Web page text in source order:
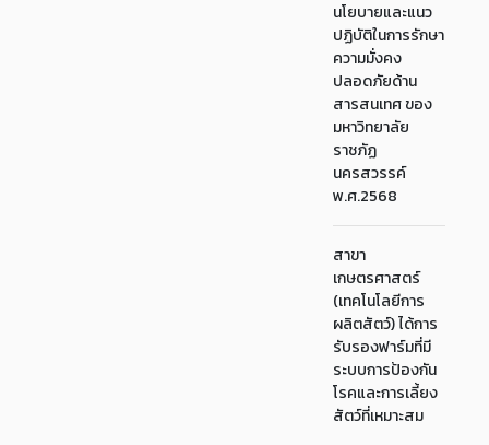
นโยบายและแนว
ปฏิบัติในการรักษา
ความมั่งคง
ปลอดภัยด้าน
สารสนเทศ ของ
มหาวิทยาลัย
ราชภัฏ
นครสวรรค์
พ.ศ.2568
สาขา
เกษตรศาสตร์
(เทคโนโลยีการ
ผลิตสัตว์) ได้การ
รับรองฟาร์มที่มี
ระบบการป้องกัน
โรคและการเลี้ยง
สัตว์ที่เหมาะสม